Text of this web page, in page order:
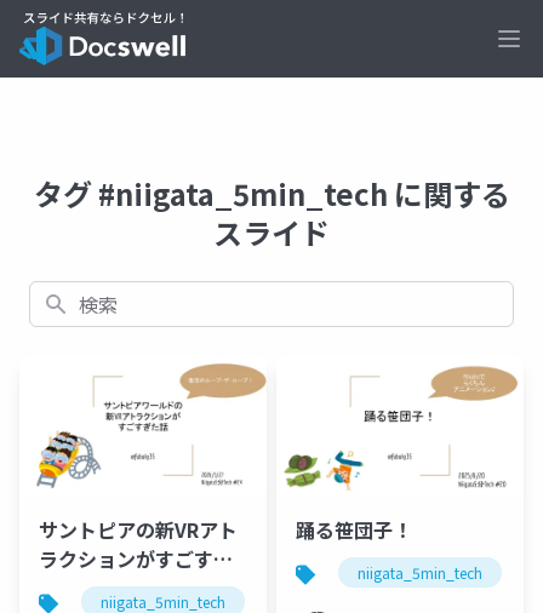
タグ #niigata_5min_tech に関する
スライド
検索
サントピアの新VRアト
ラクションがすごすぎ
た話
niigata_5min_tech
踊る笹団子！
niigata_5min_tech